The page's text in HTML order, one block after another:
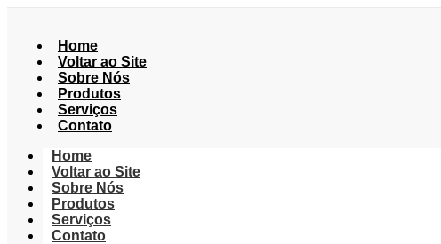
Home
Voltar ao Site
Sobre Nós
Produtos
Serviços
Contato
Home
Voltar ao Site
Sobre Nós
Produtos
Serviços
Contato